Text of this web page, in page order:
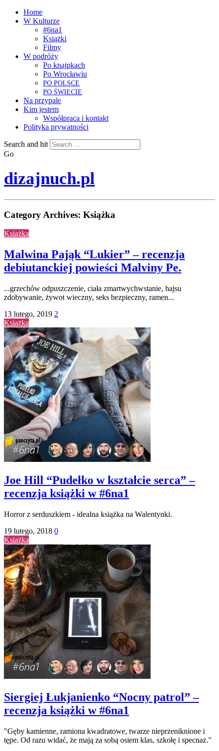
Home
W Kulturze
#6na1
Książki
Filmy
W podróży
Po knajpkach
Po Wrocławiu
PO POLSCE
PO ŚWIECIE
Na przypale
Kim jestem
Współpraca i kontakt
Polityka prywatności
Search and hit
Go
dizajnuch.pl
Category Archives: Książka
Książka
Malwina Pająk “Lukier” – recenzja
debiutanckiej powieści Malviny Pe.
...grzechów odpuszczenie, ciała zmartwychwstanie, hajsu
zdobywanie, żywot wieczny, seks bezpieczny, ramen...
13 lutego, 2019 2
Książka
Joe Hill “Pudełko w kształcie serca” –
recenzja książki w #6na1
Horror z serduszkiem - idealna książka na Walentynki.
19 lutego, 2018 0
Książka
Siergiej Łukjanienko “Nocny patrol” –
recenzja książki w #6na1
"Gęby kamienne, ramiona kwadratowe, twarze nieprzeniknione i
tępe. Od razu widać, że mają za sobą osiem klas, szkołę i specnaz."